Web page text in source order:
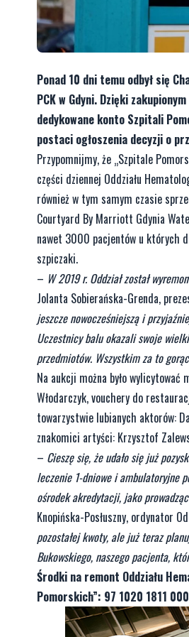
Ponad 10 dni temu odbył się
PCK w Gdyni. Dzięki
dedykowane konto Szpitali
postaci ogłoszenia decyzji o
Przypomnijmy, że „Szpitale
części dziennej Oddziału
również w tym samym czasie
Courtyard By Marriott Gdynia
nawet 3000 pacjentów u których
szpiczaki.
– W 2019 r. Oddział został
Jolanta Sobierańska-Grenda,
jeszcze nowocześniejszą i
Uczestnicy balu okazali swoje
przedmiotów. Wszystkim za to
Na aukcji można było
Włodarczyk, vouchery do
towarzystwie lubianych aktorów:
znakomici artyści: Krzysztof
– Cieszę się, że udało się już
leczenie 1-dniowe i ambulatoryjne
ośrodek akredytacji, jako
Knopińska-Posłuszny, ordynator
pozostałej kwoty, ale już teraz
Bukowskiego, naszego pacjenta,
Środki na remont Oddziału
Pomorskich”: 97 1020 1811